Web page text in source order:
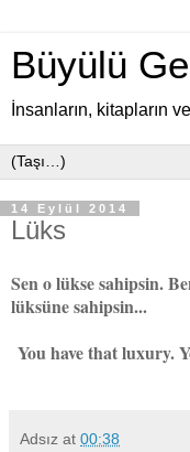
Büyülü
İnsanların, kitapların
14 Eylül 2014
Lüks
Sen o lükse sahipsin.
lüksüne sahipsin...
You have that luxury.
Adsız at 00:38